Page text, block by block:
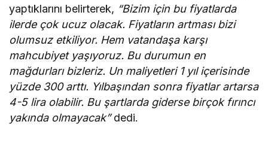
yaptıklarını belirterek, “Bizim için bu fiyatlarda
ilerde çok ucuz olacak. Fiyatların artması bizi
olumsuz etkiliyor. Hem vatandaşa karşı
mahcubiyet yaşıyoruz. Bu durumun en
mağdurları bizleriz. Un maliyetleri 1 yıl içerisinde
yüzde 300 arttı. Yılbaşından sonra fiyatlar artarsa
4-5 lira olabilir. Bu şartlarda giderse birçok fırıncı
yakında olmayacak”dedi.